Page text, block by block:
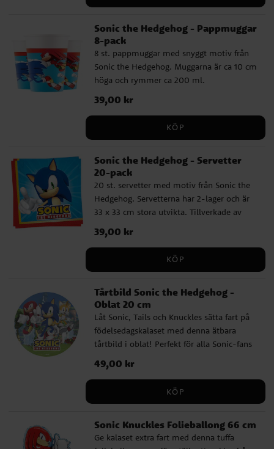
Sonic the Hedgehog - Pappmuggar
8-pack
8 st. pappmuggar med snyggt motiv från
Sonic the Hedgehog. Muggarna är ca 10 cm
höga och rymmer ca 200 ml.
Pris:39,00 kr
39,00 kr
KÖP
Sonic the Hedgehog - Servetter
20-pack
20 st. servetter med motiv från Sonic the
Hedgehog. Servetterna har 2-lager och är
33 x 33 cm stora utvikta. Tillverkade av
FSC-certifierat papper.
Pris:39,00 kr
39,00 kr
KÖP
Tårtbild Sonic the Hedgehog -
Oblat 20 cm
Låt Sonic, Tails och Knuckles sätta fart på
födelsedagskalaset med denna ätbara
tårtbild i oblat! Perfekt för alla Sonic-fans
som vill skapa en actionfylld tårta
inspirerad av Segas ikoniska blå igelkott.
tårtor ✔ Gluten- och laktosfri – utan
placeras direkt på tårtan Ingredienser:
Potatisstärkelse, vatten, olivolja,
Pris :49,00 kr
49,00 kr
KÖP
Sonic Knuckles Folieballong 66 cm
Ge kalaset extra fart med denna tuffa